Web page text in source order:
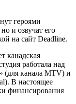
героями
и озвучат его
на сайт Deadline.
канадская
работала над
(для канала MTV) и
В настоящее
финансирования